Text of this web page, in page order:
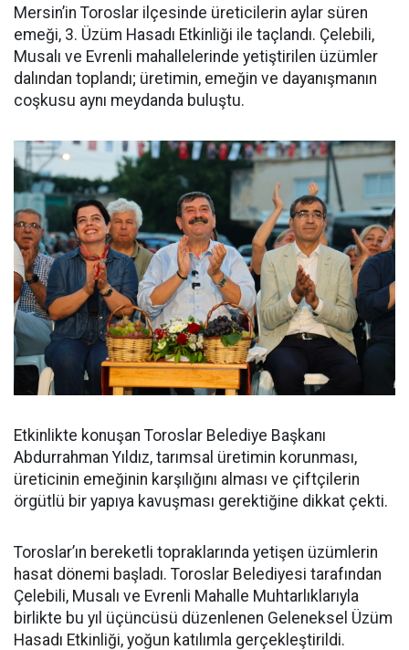
Mersin’in Toroslar ilçesinde üreticilerin aylar süren
emeği, 3. Üzüm Hasadı Etkinliği ile taçlandı. Çelebili,
Musalı ve Evrenli mahallelerinde yetiştirilen üzümler
dalından toplandı; üretimin, emeğin ve dayanışmanın
coşkusu aynı meydanda buluştu.
Etkinlikte konuşan Toroslar Belediye Başkanı
Abdurrahman Yıldız, tarımsal üretimin korunması,
üreticinin emeğinin karşılığını alması ve çiftçilerin
örgütlü bir yapıya kavuşması gerektiğine dikkat çekti.
Toroslar’ın bereketli topraklarında yetişen üzümlerin
hasat dönemi başladı. Toroslar Belediyesi tarafından
Çelebili, Musalı ve Evrenli Mahalle Muhtarlıklarıyla
birlikte bu yıl üçüncüsü düzenlenen Geleneksel Üzüm
Hasadı Etkinliği, yoğun katılımla gerçekleştirildi.